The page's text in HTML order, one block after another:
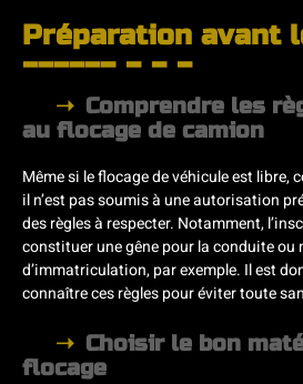
Préparation avant
Comprendre les
au flocage de camion
Même si le flocage de véhicule est libre,
il n’est pas soumis à une autorisation
des règles à respecter. Notamment,
constituer une gêne pour la conduite ou
d’immatriculation, par exemple. Il est
connaître ces règles pour éviter toute
Choisir le bon
flocage